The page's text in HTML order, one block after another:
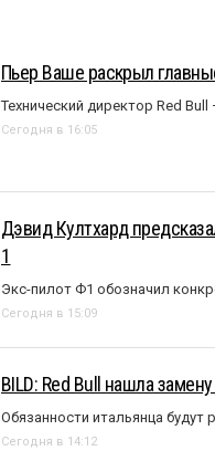
Пьер Ваше раскрыл
Технический директор Red
Сегодня в 16:05
Дэвид Култхард
1
Экс-пилот Ф1 обозначил
Сегодня в 15:09
BILD: Red Bull нашла
Обязанности итальянца
Сегодня в 14:12